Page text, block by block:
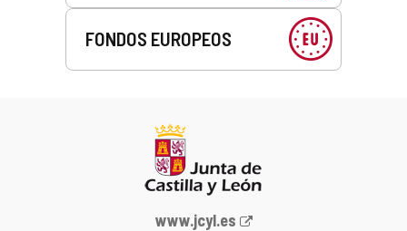
FONDOS EUROPEOS
Portal
www.jcyl.es